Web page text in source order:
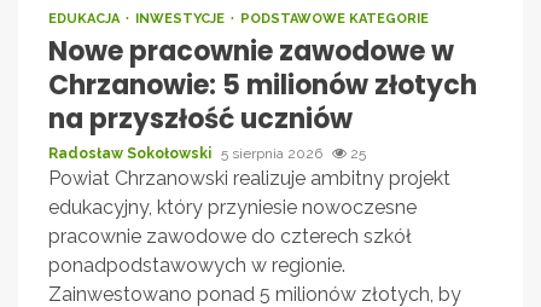
EDUKACJA INWESTYCJE PODSTAWOWE KATEGORIE
Nowe pracownie zawodowe w
Chrzanowie: 5 milionów złotych
na przyszłość uczniów
Radosław Sokołowski 5 sierpnia 2026 25
Powiat Chrzanowski realizuje ambitny projekt
edukacyjny, który przyniesie nowoczesne
pracownie zawodowe do czterech szkół
ponadpodstawowych w regionie.
Zainwestowano ponad 5 milionów złotych, by